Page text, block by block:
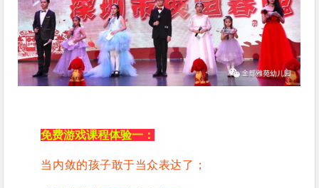
免费游戏课程体验一：
当内敛的孩子敢于当众表达了；